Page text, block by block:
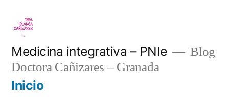
contenido
Medicina integrativa – PNIe
Blog
Doctora Cañizares – Granada
Inicio